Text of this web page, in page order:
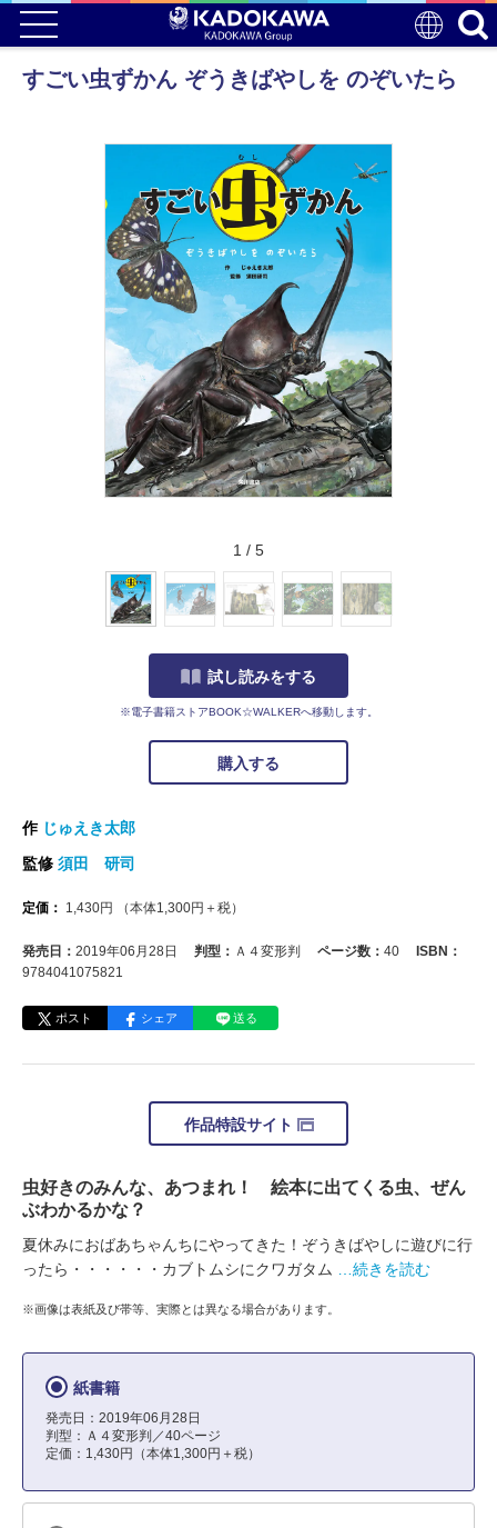
すごい虫ずかん ぞうきばやしを のぞいたら
1 / 5
試し読みをする
※電子書籍ストアBOOK☆WALKERへ移動します。
購入する
作 じゅえき太郎
監修 須田 研司
定価： 1,430円 （本体1,300円＋税）
発売日： 2019年06月28日 判型： Ａ４変形判 ページ数： 40
ISBN：
9784041075821
ポスト シェア 送る
作品特設サイト
虫好きのみんな、あつまれ！ 絵本に出てくる虫、ぜん
ぶわかるかな？
夏休みにおばあちゃんちにやってきた！ぞうきばやしに遊びに行
ったら・・・・・・カブトムシにクワガタム
…続きを読む
※画像は表紙及び帯等、実際とは異なる場合があります。
紙書籍
発売日：2019年06月28日
判型：Ａ４変形判／40ページ
定価：1,430円（本体1,300円＋税）